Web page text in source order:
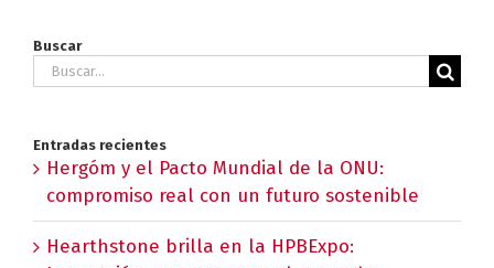
Buscar
Buscar:
Entradas recientes
Hergóm y el Pacto Mundial de la ONU:
compromiso real con un futuro sostenible
Hearthstone brilla en la HPBExpo: